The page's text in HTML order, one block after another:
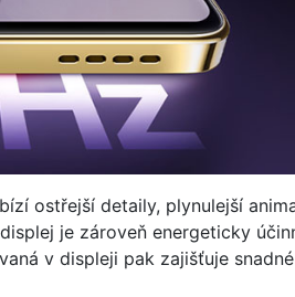
ostřejší detaily, plynulejší
je zároveň energeticky
v displeji pak zajišťuje